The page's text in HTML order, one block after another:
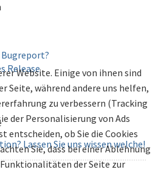
Release
Lassen Sie uns wissen welche!
Website. Einige von ihnen sind
Seite, während andere uns helfen,
zu verbessern (Tracking
der Personalisierung von Ads
entscheiden, ob Sie die Cookies
Sie, dass bei einer Ablehnung
der Seite zur